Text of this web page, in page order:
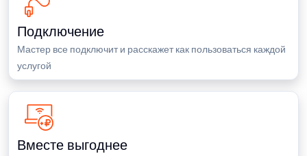
Подключение
Мастер все подключит и расскажет как пользоваться каждой
услугой
Вместе выгоднее